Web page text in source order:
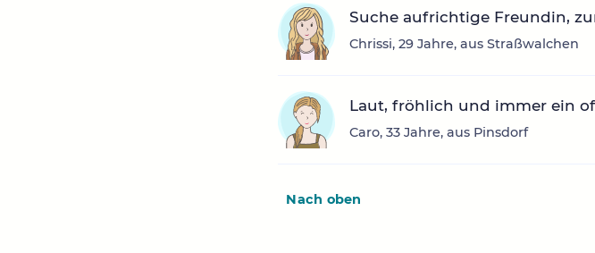
Suche aufrichtige Freundin,
Chrissi, 29 Jahre, aus Straßwalchen
Laut, fröhlich und immer ein
Caro, 33 Jahre, aus Pinsdorf
Nach oben